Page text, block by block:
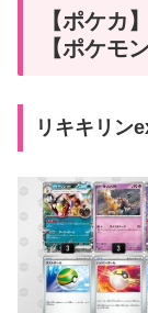
【ポケカ
【ポケモ
リキキリン